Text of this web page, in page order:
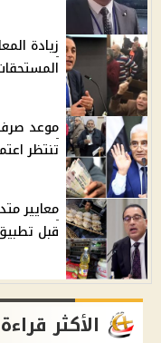
تنتظر
قبل
الأكثر قراءة